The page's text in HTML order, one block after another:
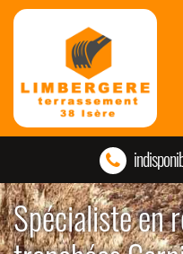
Spécialiste en